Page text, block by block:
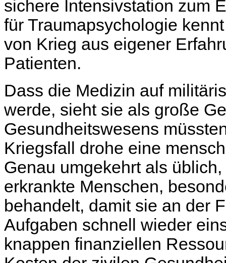
sichere Intensivstation zum
für Traumapsychologie
von Krieg aus eigener
Patienten.
Dass die Medizin auf
werde, sieht sie als große
Gesundheitswesens
Kriegsfall drohe eine
Genau umgekehrt als
erkrankte Menschen,
behandelt, damit sie an der
Aufgaben schnell wieder
knappen finanziellen